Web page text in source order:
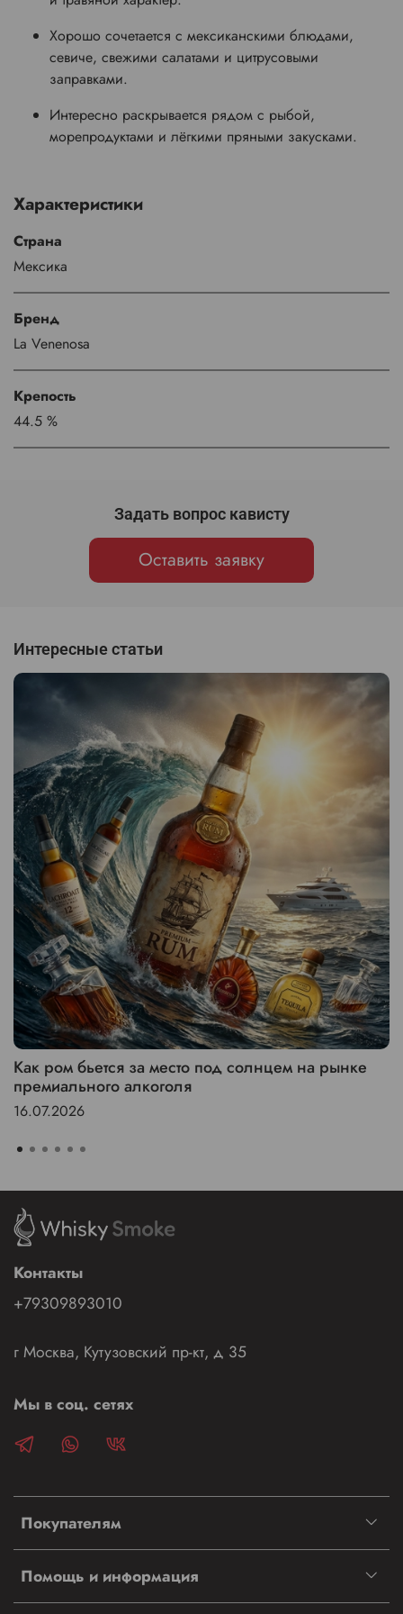
Хорошо сочетается с мексиканскими блюдами,
севиче, свежими салатами и цитрусовыми
заправками.
Интересно раскрывается рядом с рыбой,
морепродуктами и лёгкими пряными закусками.
Характеристики
Страна
Мексика
Бренд
La Venenosa
Крепость
44.5 %
Задать вопрос кависту
Оставить заявку
Интересные статьи
Как ром бьется за место под солнцем на рынке
премиального алкоголя
16.07.2026
Покупателям
Помощь и информация
Контакты
+79309893010
г Москва, Кутузовский пр-кт, д 35
Мы в соц. сетях